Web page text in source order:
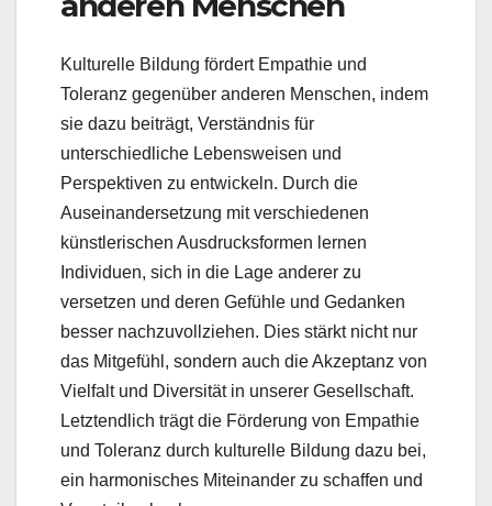
Kulturelle Bildung fördert Empathie und
Toleranz gegenüber anderen Menschen, indem
sie dazu beiträgt, Verständnis für
unterschiedliche Lebensweisen und
Perspektiven zu entwickeln. Durch die
Auseinandersetzung mit verschiedenen
künstlerischen Ausdrucksformen lernen
Individuen, sich in die Lage anderer zu
versetzen und deren Gefühle und Gedanken
besser nachzuvollziehen. Dies stärkt nicht nur
das Mitgefühl, sondern auch die Akzeptanz von
Vielfalt und Diversität in unserer Gesellschaft.
Letztendlich trägt die Förderung von Empathie
und Toleranz durch kulturelle Bildung dazu bei,
ein harmonisches Miteinander zu schaffen und